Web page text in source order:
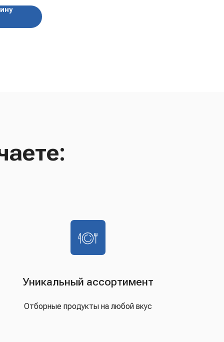
Уникальный ассортимент
Отборные продукты на любой вкус